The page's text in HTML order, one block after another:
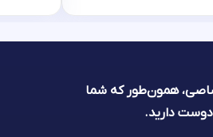
همون‌طور که شما
دوست دارید.